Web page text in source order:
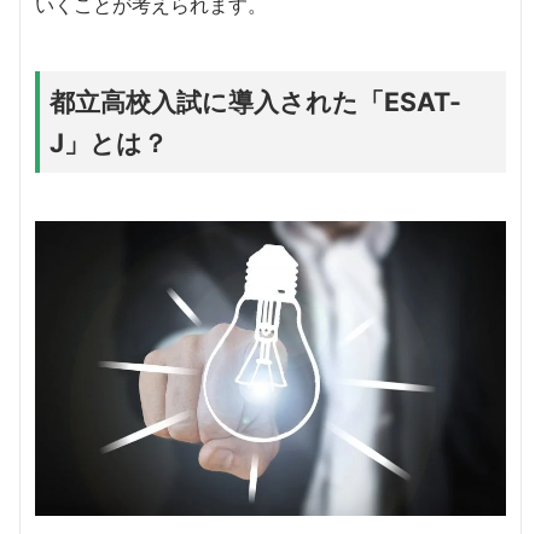
いくことが考えられます。
都立高校入試に導入された「ESAT-
J」とは？